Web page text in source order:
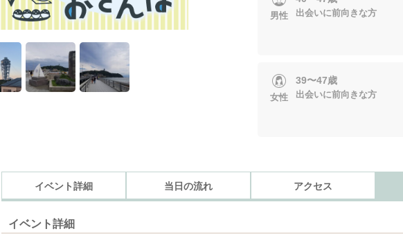
男性 出会いに前向きな方
女性
39〜47歳
出会いに前向きな方
イベント詳細 当日の流れ アクセス
イベント詳細